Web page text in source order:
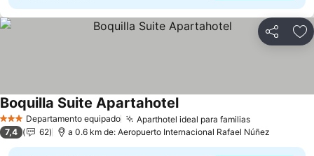
Compartir
3 EstrellasDepartamento equipado Aparthotel ideal para familias
Boquilla Suite Apartahotel
7,4 62 a 0.6 km de: Aeropuerto Internacional Rafael Núñez